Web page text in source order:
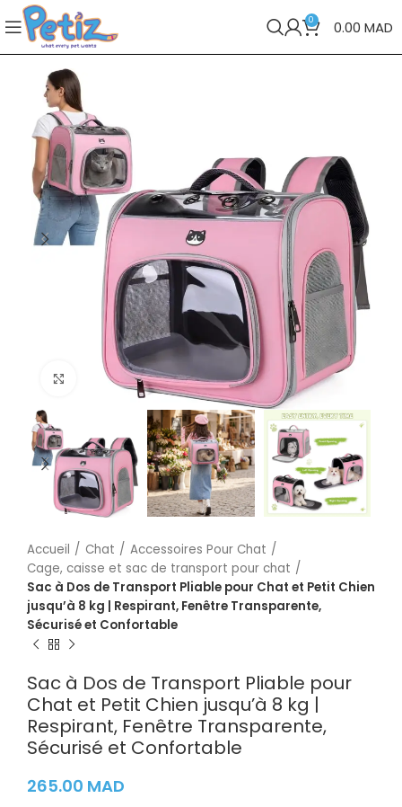
0 0.00 MAD
Cliquez pour agrandir
Accueil Chat
Accessoires Pour Chat
Cage, caisse et sac de transport pour chat
Sac à Dos de Transport Pliable pour Chat et Petit Chien
jusqu’à 8 kg | Respirant, Fenêtre Transparente,
Sécurisé et Confortable
Sac à Dos de Transport Pliable pour
Chat et Petit Chien jusqu’à 8 kg |
Respirant, Fenêtre Transparente,
Sécurisé et Confortable
265.00 MAD